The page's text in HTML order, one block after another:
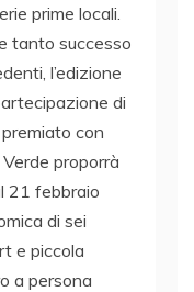
prime locali.
tanto successo
l’edizione
di
con
proporrà
21 febbraio
di sei
e piccola
a persona